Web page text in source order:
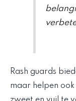
Rash guards
maar helpen